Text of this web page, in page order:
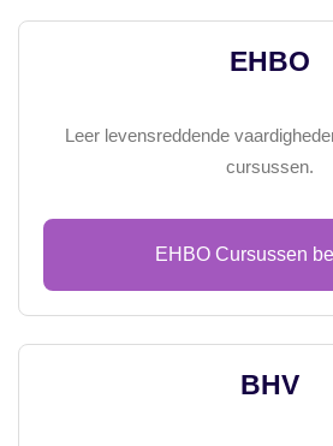
EHBO
Leer levensreddende
cursussen.
EHBO Cursussen
BHV